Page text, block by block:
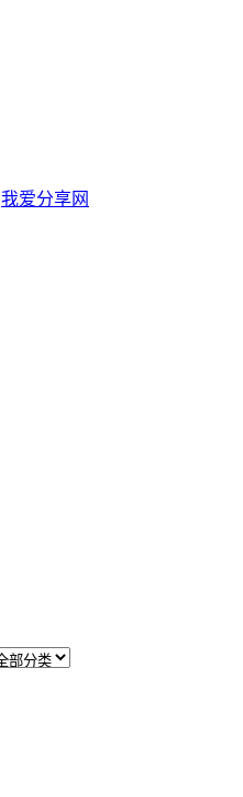
我爱分享网